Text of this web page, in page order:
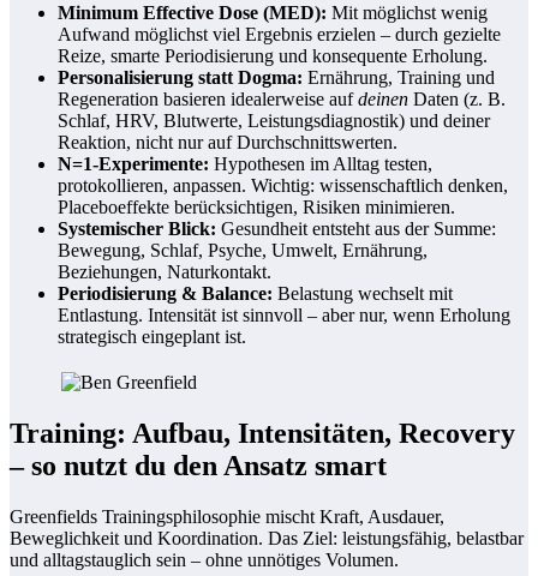
Minimum Effective Dose (MED): Mit möglichst wenig
Aufwand möglichst viel Ergebnis erzielen – durch gezielte
Reize, smarte Periodisierung und konsequente Erholung.
Personalisierung statt Dogma: Ernährung, Training und
Regeneration basieren idealerweise aufdeinen Daten (z. B.
Schlaf, HRV, Blutwerte, Leistungsdiagnostik) und deiner
Reaktion, nicht nur auf Durchschnittswerten.
N=1-Experimente: Hypothesen im Alltag testen,
protokollieren, anpassen. Wichtig: wissenschaftlich denken,
Placeboeffekte berücksichtigen, Risiken minimieren.
Systemischer Blick: Gesundheit entsteht aus der Summe:
Bewegung, Schlaf, Psyche, Umwelt, Ernährung,
Beziehungen, Naturkontakt.
Periodisierung & Balance: Belastung wechselt mit
Entlastung. Intensität ist sinnvoll – aber nur, wenn Erholung
strategisch eingeplant ist.
Training: Aufbau, Intensitäten, Recovery
– so nutzt du den Ansatz smart
Greenfields Trainingsphilosophie mischt Kraft, Ausdauer,
Beweglichkeit und Koordination. Das Ziel: leistungsfähig, belastbar
und alltagstauglich sein – ohne unnötiges Volumen.